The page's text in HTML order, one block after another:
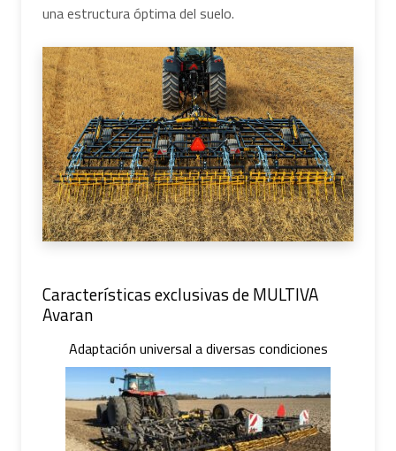
una estructura óptima del suelo.
Características exclusivas de MULTIVA
Avaran
Adaptación universal a diversas condiciones